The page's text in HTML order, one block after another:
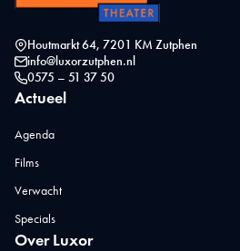
Houtmarkt 64, 7201 KM Zutphen
info@luxorzutphen.nl
0575 – 51 37 50
Actueel
Agenda
Films
Verwacht
Specials
Over Luxor